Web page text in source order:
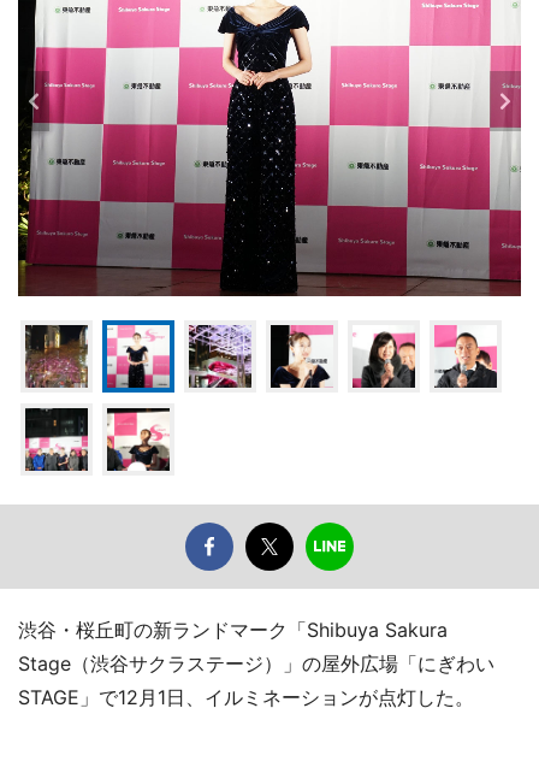
渋谷・桜丘町の新ランドマーク「Shibuya Sakura
Stage（渋谷サクラステージ）」の屋外広場「にぎわい
STAGE」で12月1日、イルミネーションが点灯した。